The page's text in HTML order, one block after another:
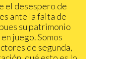
el desespero de
ante la falta de
su patrimonio
juego. Somos
de segunda,